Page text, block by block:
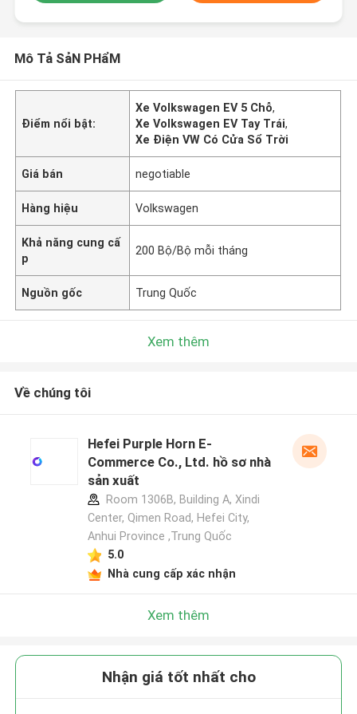
Mô Tả SảN PHẩM
Điểm nổi bật:
Xe Volkswagen EV 5 Chỗ,
Xe Volkswagen EV Tay Trái,
Xe Điện VW Có Cửa Sổ Trời
Giá bán negotiable
Hàng hiệu Volkswagen
Khả năng cung cấ
p
200 Bộ/Bộ mỗi tháng
Nguồn gốc Trung Quốc
Xem thêm
Về chúng tôi
Hefei Purple Horn E-
Commerce Co., Ltd. hồ sơ nhà
sản xuất
Room 1306B, Building A, Xindi
Center, Qimen Road, Hefei City,
Anhui Province ,Trung Quốc
5.0
Nhà cung cấp xác nhận
Xem thêm
Nhận giá tốt nhất cho